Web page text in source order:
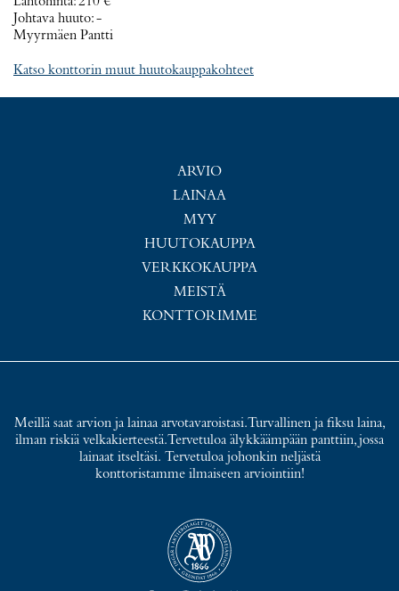
Johtava huuto:-
Myyrmäen Pantti
Katso konttorin muut huutokauppakohteet
ARVIO
LAINAA
MYY
HUUTOKAUPPA
VERKKOKAUPPA
MEISTÄ
KONTTORIMME
Meillä saat arvion ja lainaa arvotavaroistasi. Turvallinen ja fiksu laina,
ilman riskiä velkakierteestä. Tervetuloa älykkäämpään panttiin, jossa
lainaat itseltäsi. Tervetuloa johonkin neljästä
konttoristamme ilmaiseen arviointiin!